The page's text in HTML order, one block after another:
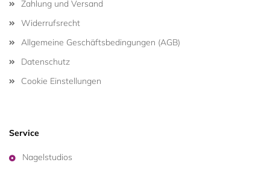
Zahlung und Versand
Widerrufsrecht
Allgemeine Geschäftsbedingungen (AGB)
Datenschutz
Cookie Einstellungen
Service
Nagelstudios